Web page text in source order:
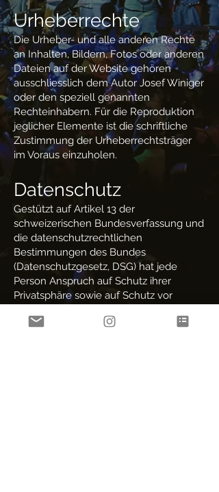
Urheberrechte
Die Urheber- und alle anderen Rechte
an Inhalten, Bildern, Fotos oder anderen
Dateien auf der Website gehören
ausschliesslich dem Autor Josef Winiger
oder den speziell genannten
Rechteinhabern. Für die Reproduktion
jeglicher Elemente ist die schriftliche
Zustimmung der Urheberrechtsträger
im Voraus einzuholen.
Datenschutz
Gestützt auf Artikel 13 der
schweizerischen Bundesverfassung und
die datenschutzrechtlichen
Bestimmungen des Bundes
(Datenschutzgesetz, DSG) hat jede
Person Anspruch auf Schutz ihrer
Privatsphäre sowie auf Schutz vor
Wir halten diese Bestimmungen ein.